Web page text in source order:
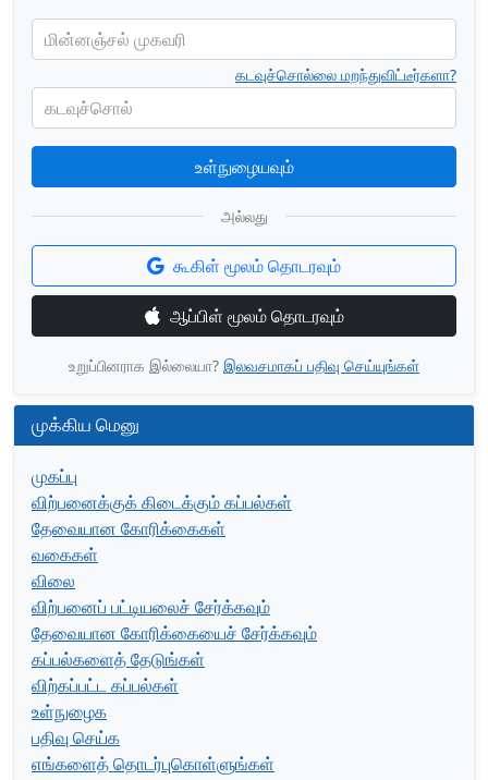
மின்னஞ்சல் முகவரி
கடவுச்சொல்
கடவுச்சொல்லை மறந்துவிட்டீர்களா?
உள்நுழையவும்
அல்லது
கூகிள் மூலம் தொடரவும்
ஆப்பிள் மூலம் தொடரவும்
உறுப்பினராக இல்லையா? இலவசமாகப் பதிவு செய்யுங்கள்
முக்கிய மெனு
முகப்பு
விற்பனைக்குக் கிடைக்கும் கப்பல்கள்
தேவையான கோரிக்கைகள்
வகைகள்
விலை
விற்பனைப் பட்டியலைச் சேர்க்கவும்
தேவையான கோரிக்கையைச் சேர்க்கவும்
கப்பல்களைத் தேடுங்கள்
விற்கப்பட்ட கப்பல்கள்
உள்நுழைக
பதிவு செய்க
எங்களைத் தொடர்புகொள்ளுங்கள்